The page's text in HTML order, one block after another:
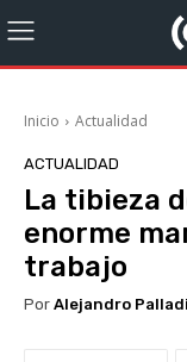
Inicio Actualidad
ACTUALIDAD
La tibieza
enorme
trabajo
Por Alejandro